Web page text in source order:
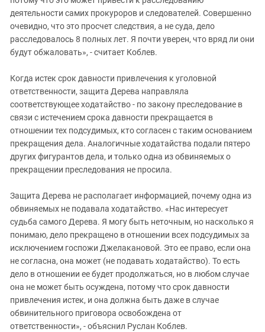
деятельности самих прокуроров и следователей. Совершенно
очевидно, что это просчет следствия, а не суда, дело
расследовалось 8 полных лет. Я почти уверен, что вряд ли они
будут обжаловать», - считает Коблев.
Когда истек срок давности привлечения к уголовной
ответственности, защита Дерева направляла
соответствующее ходатайство - по закону преследование в
связи с истечением срока давности прекращается в
отношении тех подсудимых, кто согласен с таким основанием
прекращения дела. Аналогичные ходатайства подали пятеро
других фигурантов дела, и только одна из обвиняемых о
прекращении преследования не просила.
Защита Дерева не располагает информацией, почему одна из
обвиняемых не подавала ходатайство. «Нас интересует
судьба самого Дерева. Я могу быть неточным, но насколько я
понимаю, дело прекращено в отношении всех подсудимых за
исключением госпожи Джелакановой. Это ее право, если она
не согласна, она может (не подавать ходатайство). То есть
дело в отношении ее будет продолжаться, но в любом случае
она не может быть осуждена, потому что срок давности
привлечения истек, и она должна быть даже в случае
обвинительного приговора освобождена от
ответственности», - объяснил Руслан Коблев.